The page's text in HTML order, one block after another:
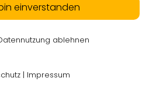
einverstanden
ablehnen
| Impressum